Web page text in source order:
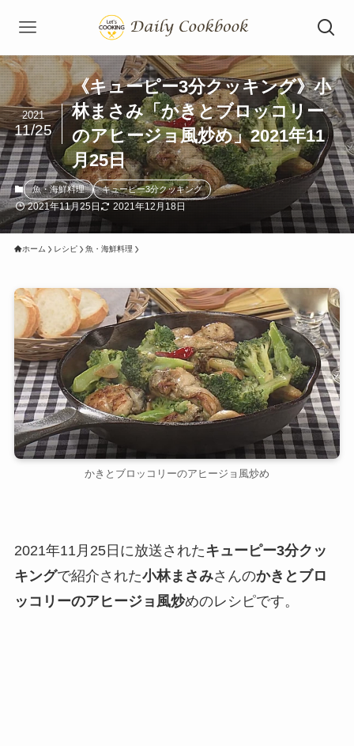
《キューピー3分クッキング》小
林まさみ「かきとブロッコリー
のアヒージョ風炒め」2021年11
月25日
2021
11/25
魚・海鮮料理 キューピー3分クッキング
2021年11月25日 2021年12月18日
ホーム レシピ 魚・海鮮料理
かきとブロッコリーのアヒージョ風炒め
2021年11月25日に放送されたキューピー3分クッ
キングで紹介された小林まさみさんのかきとブロ
ッコリーのアヒージョ風炒めのレシピです。